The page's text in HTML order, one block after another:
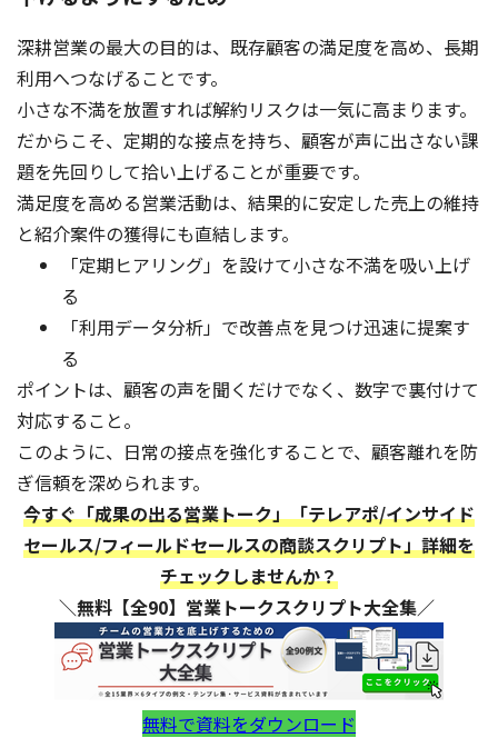
深耕営業の最大の目的は、既存顧客の満足度を高め、長期
利用へつなげることです。
小さな不満を放置すれば解約リスクは一気に高まります。
だからこそ、定期的な接点を持ち、顧客が声に出さない課
題を先回りして拾い上げることが重要です。
満足度を高める営業活動は、結果的に安定した売上の維持
と紹介案件の獲得にも直結します。
「定期ヒアリング」を設けて小さな不満を吸い上げ
る
「利用データ分析」で改善点を見つけ迅速に提案す
る
ポイントは、顧客の声を聞くだけでなく、数字で裏付けて
対応すること。
このように、日常の接点を強化することで、顧客離れを防
ぎ信頼を深められます。
今すぐ「成果の出る営業トーク」「テレアポ/インサイド
セールス/フィールドセールスの商談スクリプト」詳細を
チェックしませんか？
＼無料【全90】営業トークスクリプト大全集／
無料で資料をダウンロード